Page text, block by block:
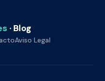
· Blog
Aviso Legal